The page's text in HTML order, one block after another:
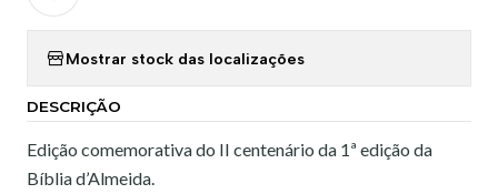
Mostrar stock das localizações
DESCRIÇÃO
Edição comemorativa do II centenário da 1ª edição da
Bíblia d’Almeida.